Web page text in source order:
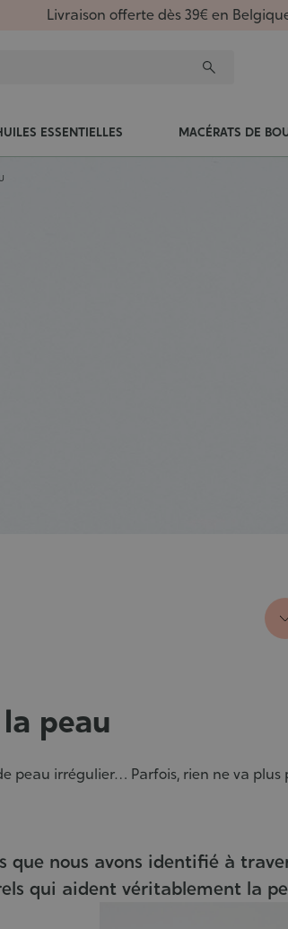
Livraison offerte dès 39€ en
ESSENTIELLES MACÉRATS DE
peau
peau irrégulier… Parfois, rien ne va
que nous avons identifié à
qui aident véritablement la